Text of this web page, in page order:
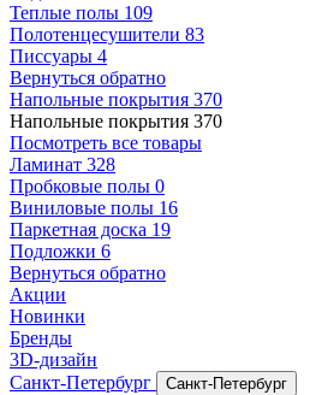
Теплые полы 109
Полотенцесушители 83
Писсуары 4
Вернуться обратно
Напольные покрытия 370
Напольные покрытия 370
Посмотреть все товары
Ламинат 328
Пробковые полы 0
Виниловые полы 16
Паркетная доска 19
Подложки 6
Вернуться обратно
Акции
Новинки
Бренды
3D-дизайн
Санкт-Петербург
Санкт-Петербург